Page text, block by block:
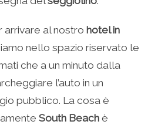
al nostro hotel in
nello spazio riservato le
che a un minuto dalla
l’auto in un
pubblico. La cosa è
South Beach è